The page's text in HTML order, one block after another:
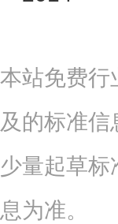
本站免费行
及的标准
少量起草
息为准。